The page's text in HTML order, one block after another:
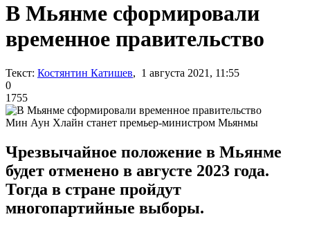
В Мьянме сформировали
временное правительство
Текст: Костянтин Катишев, 1 августа 2021, 11:55
0
1755
Мин Аун Хлайн станет премьер-министром Мьянмы
Чрезвычайное положение в Мьянме
будет отменено в августе 2023 года.
Тогда в стране пройдут
многопартийные выборы.